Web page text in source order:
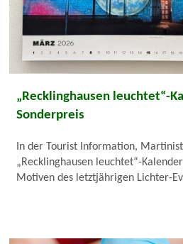
„Recklinghausen leuchtet“-
Sonderpreis
In der Tourist Information,
„Recklinghausen leuchtet“-
Motiven des letztjährigen Lichter-